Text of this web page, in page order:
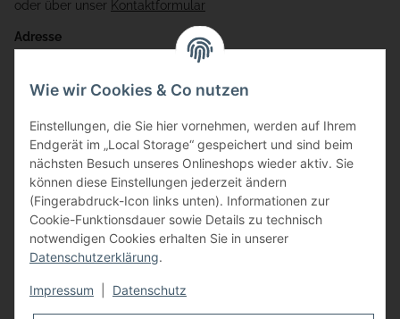
oder über unser Kontaktformular
Adresse
Gewerbering 17
84072 Au i.d. Hallertau
info@bauer-tore.de
Vertrag widerrufen
Wie wir Cookies & Co nutzen
Einstellungen, die Sie hier vornehmen, werden auf Ihrem
Endgerät im „Local Storage“ gespeichert und sind beim
nächsten Besuch unseres Onlineshops wieder aktiv. Sie
können diese Einstellungen jederzeit ändern
(Fingerabdruck-Icon links unten). Informationen zur
Cookie-Funktionsdauer sowie Details zu technisch
notwendigen Cookies erhalten Sie in unserer
Datenschutzerklärung.
Impressum Datenschutz